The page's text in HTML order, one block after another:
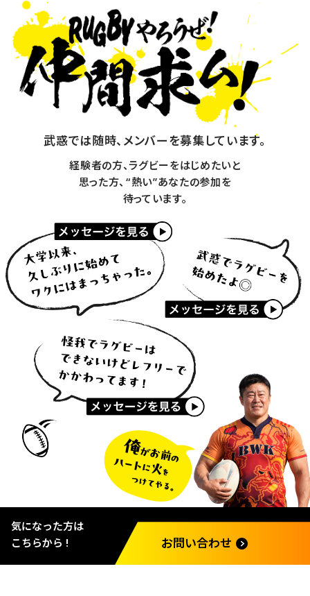
武惑では随時、メンバーを募集しています。
経験者の方、ラグビーをはじめたいと
思った方、“熱い”あなたの参加を
待っています。
気になった方は
こちらから !
お問い合わせ